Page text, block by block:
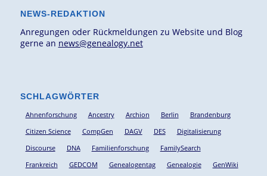
NEWS-REDAKTION
Anregungen oder Rückmeldungen zu Website und Blog
gerne an news@genealogy.net
SCHLAGWÖRTER
Ahnenforschung Ancestry Archion Berlin
Brandenburg
Citizen Science
CompGen DAGV DES
Digitalisierung
Discourse
DNA Familienforschung
FamilySearch
Frankreich
GEDCOM Genealogentag Genealogie
GenWiki